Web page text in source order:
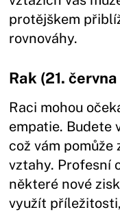
protějškem
rovnováhy.
Rak (21.
Raci mohou
empatie. Budete
což vám
vztahy. Profesní
některé nové
využít